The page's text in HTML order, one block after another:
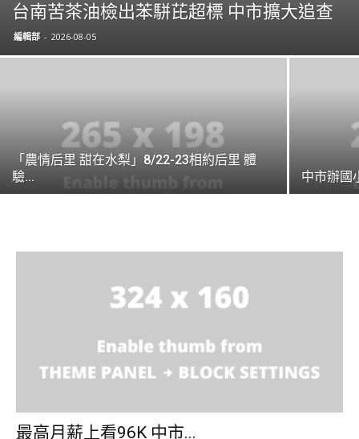
台南苦茶油檢出苯駢芘超標 中市擴大追查
編輯部 - 2026-08-05
「農情后里 甜在水梨」8/22-23相約后里 體
驗...
中市辦國
最高月薪上看96K 中市...